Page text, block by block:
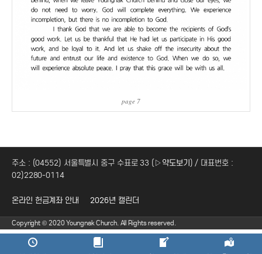
page 7
주소 : (04552) 서울특별시 중구 수표로 33 (▷약도보기 ) / 대표번호 :
02)2280-0114
온라인 헌금계좌 안내 2026년 캘린더
Copyright © 2020 Youngnak Church. All Rights reserved.